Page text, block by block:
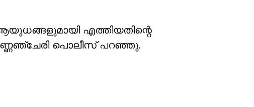
എത്തിയതിന്റെ
പൊലീസ് പറഞ്ഞു.